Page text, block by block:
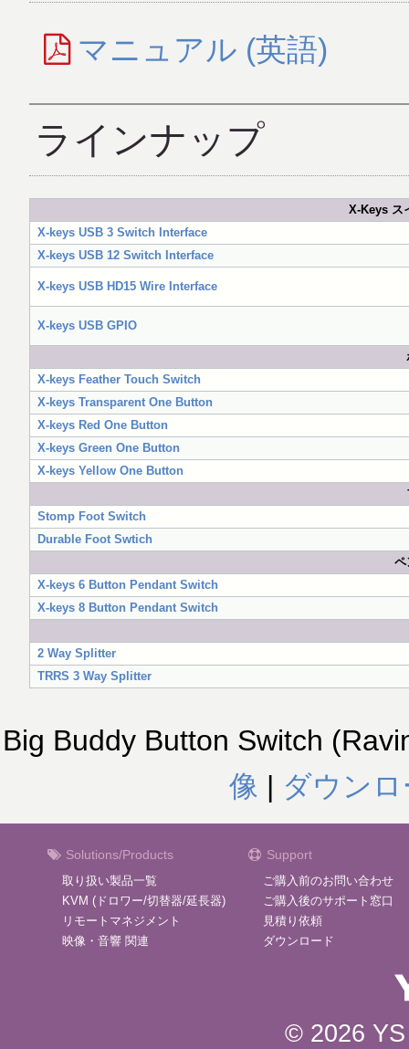
マニュアル (英語)
ラインナップ
X-Keys ス
X-keys USB 3 Switch Interface
X-keys USB 12 Switch Interface
X-keys USB HD15 Wire Interface
X-keys USB GPIO
X-keys Feather Touch Switch
X-keys Transparent One Button
X-keys Red One Button
X-keys Green One Button
X-keys Yellow One Button
Stomp Foot Switch
Durable Foot Swtich
ペ
X-keys 6 Button Pendant Switch
X-keys 8 Button Pendant Switch
2 Way Splitter
TRRS 3 Way Splitter
Big Buddy Button Switch
像 | ダウン
Solutions/Products
取り扱い製品一覧
KVM (ドロワー/切替器/延長器)
リモートマネジメント
映像・音響 関連
Support
ご購入前のお問い合わせ
ご購入後のサポート窓口
見積り依頼
ダウンロード
© 2026